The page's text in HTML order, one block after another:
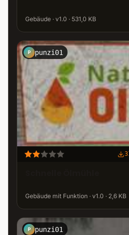
Gebäude · v1.0 · 531,0 KB
P punzi01
Gebäude mit Funktion · v1.0 · 2,6 KB
P punzi01